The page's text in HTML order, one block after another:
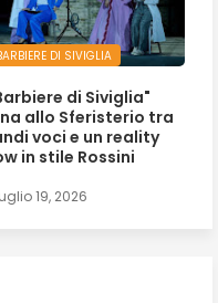
DI SIVIGLIA
di Siviglia"
allo Sferisterio tra
voci e un reality
in stile Rossini
19, 2026